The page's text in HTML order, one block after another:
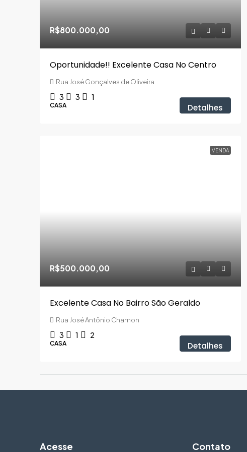
R$800.000,00
Oportunidade!! Excelente Casa No Centro
Rua José Gonçalves de Oliveira
3 3 1
CASA Detalhes
VENDA
R$500.000,00
Excelente Casa No Bairro São Geraldo
Rua José Antônio Chamon
3 1 2
CASA Detalhes
Acesse Contato